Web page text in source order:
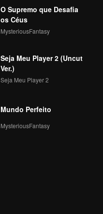
O Supremo que Desafia
os Céus
MysteriousFantasy
Seja Meu Player 2 (Uncut
Ver.)
Seja Meu Player 2
Mundo Perfeito
MysteriousFantasy